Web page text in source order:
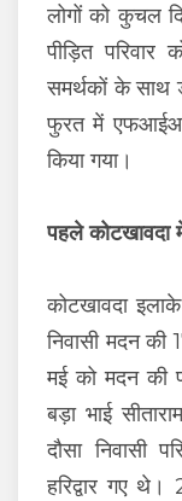
लोगों को कुचल
पीड़ित
समर्थकों के साथ
फुरत में
किया गया।
पहले कोटखावदा
कोटखावदा
निवासी मदन की
मई को मदन की
बड़ा भाई
दौसा निवासी
हरिद्वार गए